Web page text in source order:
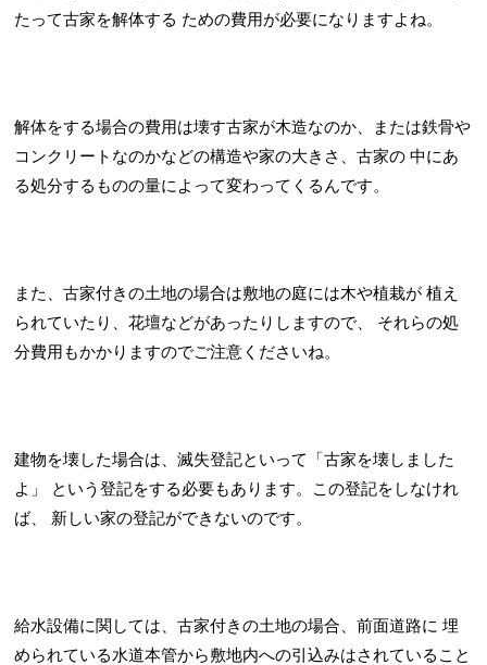
たって古家を解体する ための費用が必要になりますよね。
解体をする場合の費用は壊す古家が木造なのか、または鉄骨や
コンクリートなのかなどの構造や家の大きさ、古家の 中にあ
る処分するものの量によって変わってくるんです。
また、古家付きの土地の場合は敷地の庭には木や植栽が 植え
られていたり、花壇などがあったりしますので、
それらの処
分費用もかかりますのでご注意くださいね。
建物を壊した場合は、滅失登記といって「古家を壊しました
よ」
という登記をする必要もあります。この登記をしなけれ
ば、
新しい家の登記ができないのです。
給水設備に関しては、古家付きの土地の場合、前面道路に 埋
められている水道本管から敷地内への引込みはされていること